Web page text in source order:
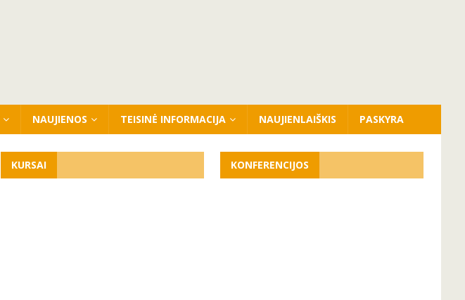
NAUJIENOS TEISINĖ INFORMACIJA NAUJIENLAIŠKIS PASKYRA
KURSAI KONFERENCIJOS